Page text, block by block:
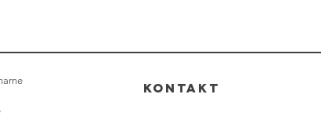
kontakt